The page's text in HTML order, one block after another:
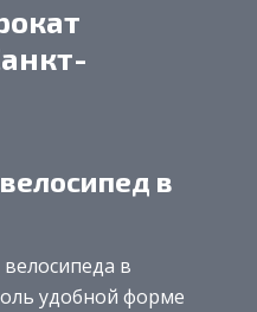
в
в
удобной форме